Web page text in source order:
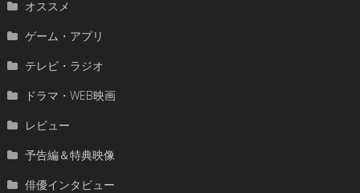
オススメ
ゲーム・アプリ
テレビ・ラジオ
ドラマ・WEB映画
レビュー
予告編＆特典映像
俳優インタビュー